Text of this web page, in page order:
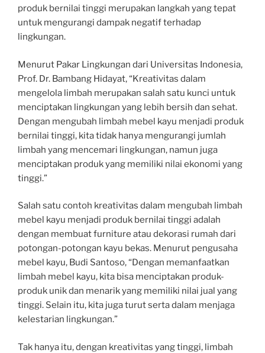
produk bernilai tinggi merupakan langkah yang tepat
untuk mengurangi dampak negatif terhadap
lingkungan.
Menurut Pakar Lingkungan dari Universitas Indonesia,
Prof. Dr. Bambang Hidayat, “Kreativitas dalam
mengelola limbah merupakan salah satu kunci untuk
menciptakan lingkungan yang lebih bersih dan sehat.
Dengan mengubah limbah mebel kayu menjadi produk
bernilai tinggi, kita tidak hanya mengurangi jumlah
limbah yang mencemari lingkungan, namun juga
menciptakan produk yang memiliki nilai ekonomi yang
tinggi.”
Salah satu contoh kreativitas dalam mengubah limbah
mebel kayu menjadi produk bernilai tinggi adalah
dengan membuat furniture atau dekorasi rumah dari
potongan-potongan kayu bekas. Menurut pengusaha
mebel kayu, Budi Santoso, “Dengan memanfaatkan
limbah mebel kayu, kita bisa menciptakan produk-
produk unik dan menarik yang memiliki nilai jual yang
tinggi. Selain itu, kita juga turut serta dalam menjaga
kelestarian lingkungan.”
Tak hanya itu, dengan kreativitas yang tinggi, limbah